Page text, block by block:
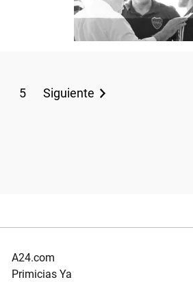
5 Siguiente
A24.com
Primicias Ya